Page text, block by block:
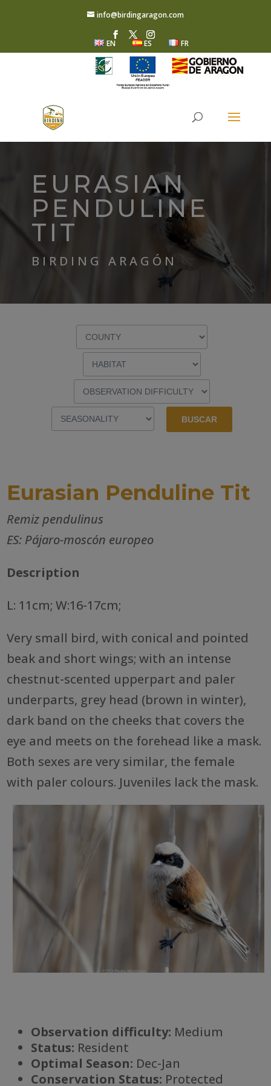
info@birdingaragon.com
EN ES FR
EURASIAN
PENDULINE
TIT
BIRDING ARAGÓN
Eurasian Penduline Tit
Remiz pendulinus
ES: Pájaro-moscón europeo
Description
L: 11cm; W:16-17cm;
Very small bird, with conical and pointed
beak and short wings; with an intense
chestnut-scented upperpart and paler
underparts, grey head (brown in winter),
dark band on the cheeks that covers the
eye and meets on the forehead like a mask.
Both sexes are very similar, the female
with paler colours. Juveniles lack the mask.
Observation difficulty: Medium
Status: Resident
Optimal Season: Dec-Jan
Conservation Status: Protected